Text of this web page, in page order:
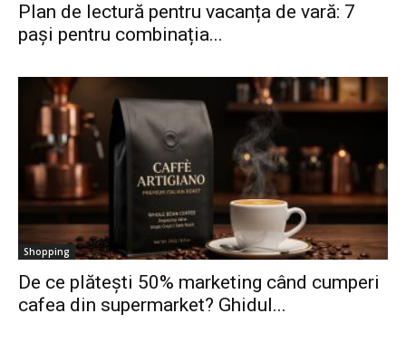
Plan de lectură pentru vacanța de vară: 7
pași pentru combinația...
Shopping
De ce plătești 50% marketing când cumperi
cafea din supermarket? Ghidul...